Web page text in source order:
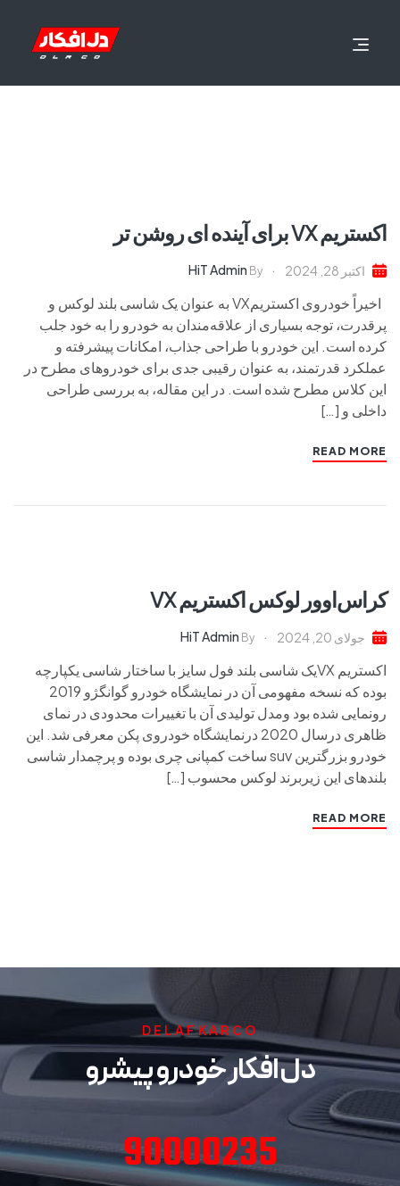
اکستریم VX برای آینده ای روشن تر
اکتبر 28, 2024 By
HiT Admin
اخیراً خودروی اکستریمVX به عنوان یک شاسی بلند لوکس و
پرقدرت، توجه بسیاری از علاقه‌مندان به خودرو را به خود جلب
کرده است. این خودرو با طراحی جذاب، امکانات پیشرفته و
عملکرد قدرتمند، به عنوان رقیبی جدی برای خودروهای مطرح در
این کلاس مطرح شده است. در این مقاله، به بررسی طراحی
داخلی و […]
READ MORE
کراس‌اوور لوکس اکستریم VX
جولای 20, 2024 By
HiT Admin
اکستریم VXیک شاسی بلند فول سایز با ساختار شاسی یکپارچه
بوده که نسخه مفهومی آن در نمایشگاه خودرو گوانگژو 2019
رونمایی شده بود ومدل تولیدی آن با تغییرات محدودی در نمای
ظاهری درسال 2020 درنمایشگاه خودروی پکن معرفی شد. این
خودرو بزرگترین suv ساخت کمپانی چری بوده و پرچمدار شاسی
بلندهای این زیربرند لوکس محسوب […]
READ MORE
DELAFKARCO
دل افکار خودرو پیشرو
90000235